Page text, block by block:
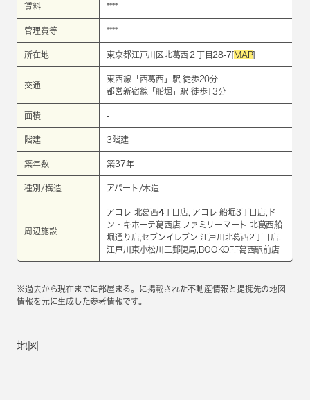
賃料 ****
管理費等 ****
所在地 東京都江戸川区北葛西２丁目28-7[MAP]
交通
東西線 「 西葛西」駅 徒歩20分
都営新宿線 「船堀」駅 徒歩13分
面積 -
階建 3階建
築年数 築37年
種別/構造 アパート/木造
周辺施設
アコレ 北葛西4丁目店, アコレ 船堀3丁目店,ド
ン・キホーテ葛西店,ファミリーマート 北葛西船
堀通り店,セブンイレブン 江戸川北葛西2丁目店,
江戸川東小松川三郵便局,BOOKOFF葛西駅前店
※過去から現在までに部屋まる。に掲載された不動産情報と提携先の地図
情報を元に生成した参考情報です。
地図